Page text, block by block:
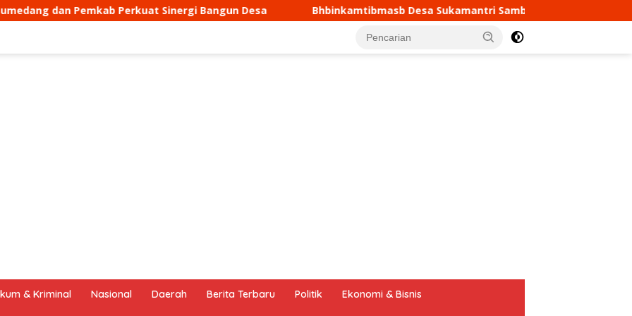
Sinergi Bangun Desa Bhbinkamtibmasb Desa Sukamantri Sambang dan Koordinasi Ke Sekretariat Panitia
& Kriminal Nasional Daerah Berita Terbaru Politik Ekonomi & Bisnis